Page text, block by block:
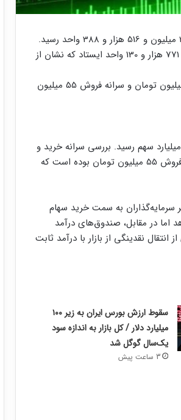
شاخص کل بورس با افزایش 39 هزار و 230 واحدی معادل 1.58 درصد به سطح 2 میلیون و 516 هزار و 388 واحد رسید.
شاخص کل هم‌وزن نیز با رشد 5 هزار و 719 واحدی معادل 0.75 درصد در جایگاه 771 هزار و 130 واحد ایستاد که نشان از
بررسی سرانه خرید و فروش حقیقی‌ها نشان می‌دهد میانگین سرانه خرید 61.9 میلیون تومان و سرانه فروش 55 میلیون
حجم معاملات سهام، حق تقدم و صندوق‌های سهامی تا ساعت 10:30 صبح به 14 میلیارد سهم رسید. بررسی سرانه خرید و
فروش حقیقی‌ها نشان می‌دهد میانگین سرانه خرید 61.9 میلیون تومان و سرانه فروش 55 میلیون تومان بوده است که
از تمایل بیشتر سرمایه‌گذاران به سمت خرید سهام
تومان را نشان می‌دهد اما در مقابل، صندوق‌های درآمد
نشانه‌ای از انتقال نقدینگی از بازار با درآمد ثابت
سقوط ارزش بورس ایران به زیر ۱۰۰
میلیارد دلار / کل بازار به اندازه سود
یک‌سال گوگل شد
3 ساعت پیش